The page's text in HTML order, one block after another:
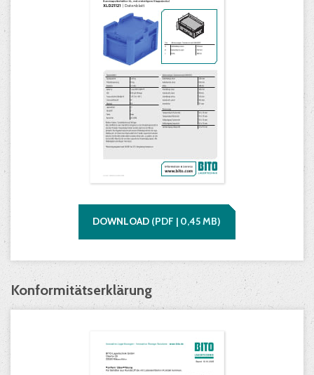
DOWNLOAD (PDF | 0,45MB)
Konformitätserklärung